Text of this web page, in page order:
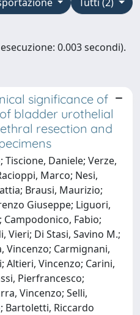
0.003 secondi).
significance of
bladder urothelial
resection and
Tiscione, Daniele; Verze,
Marco; Nesi,
Brausi, Maurizio;
Giuseppe; Liguori,
Fabio;
Vieri; Di Stasi, Savino M.;
Vincenzo; Carmignani,
Altieri, Vincenzo; Carini,
Pierfrancesco;
Vincenzo; Selli,
Bartoletti, Riccardo